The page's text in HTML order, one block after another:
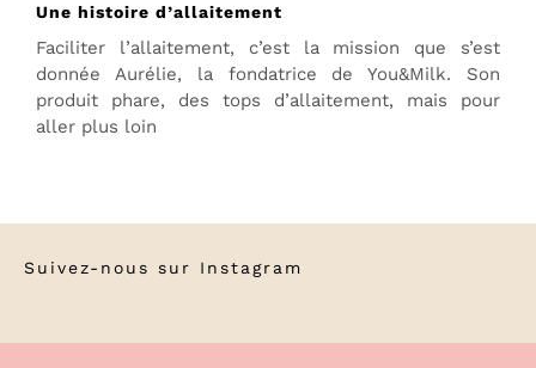
Une histoire d’allaitement
Faciliter l’allaitement, c’est la mission que s’est
donnée Aurélie, la fondatrice de You&Milk. Son
produit phare, des tops d’allaitement, mais pour
aller plus loin
Suivez-nous sur Instagram